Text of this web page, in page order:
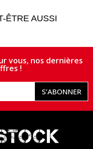
ÊTRE AUSSI
vous, nos dernières
!
S’ABONNER